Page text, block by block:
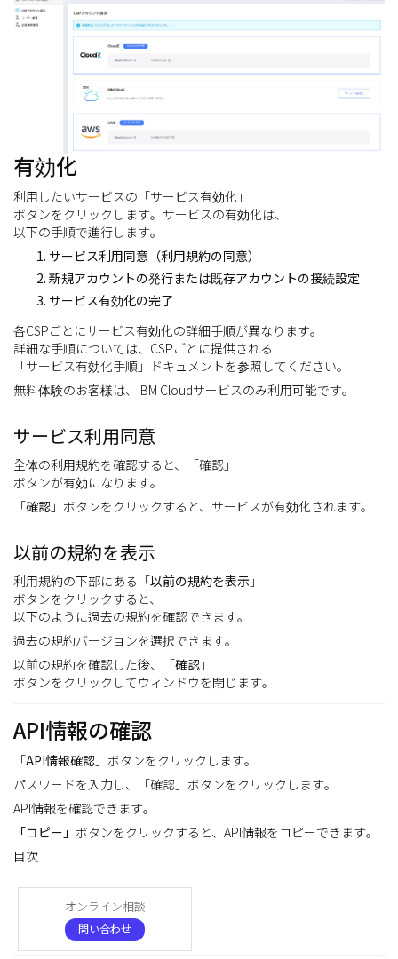
有効化
利用したいサービスの「サービス有効化」
ボタンをクリックします。サービスの有効化は、
以下の手順で進行します。
サービス利用同意（利用規約の同意）
新規アカウントの発行または既存アカウントの接続設定
サービス有効化の完了
各CSPごとにサービス有効化の詳細手順が異なります。
詳細な手順については、CSPごとに提供される
「サービス有効化手順」ドキュメントを参照してください。
無料体験のお客様は、IBM Cloudサービスのみ利用可能です。
サービス利用同意
全体の利用規約を確認すると、「確認」
ボタンが有効になります。
「確認 」ボタンをクリックすると、サービスが有効化されます。
以前の規約を表示
利用規約の下部にある「以前の規約を表示 」
ボタンをクリックすると、
以下のように過去の規約を確認できます。
過去の規約バージョンを選択できます。
以前の規約を確認した後、「確認 」
ボタンをクリックしてウィンドウを閉じます。
API情報の確認
「API情報確認 」ボタンをクリックします。
パスワードを入力し、「確認」ボタンをクリックします。
API情報を確認できます。
「コピー」 ボタンをクリックすると、API情報をコピーできます。
目次
オンライン相談
問い合わせ